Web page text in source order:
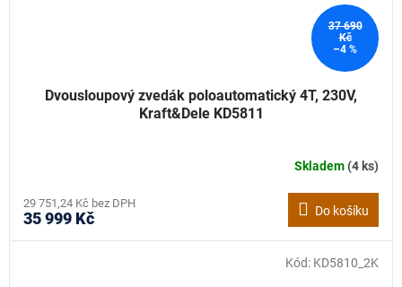
37 690
Kč
–4 %
Dvousloupový zvedák poloautomatický 4T, 230V,
Kraft&Dele KD5811
Skladem(4 ks)
29 751,24 Kč bez DPH
35 999 Kč Do košíku
Kód: KD5810_2K